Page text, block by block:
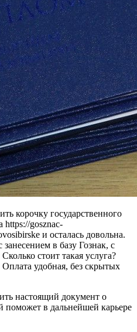
корочку государственного
https://gosznac-
и осталась довольна.
в базу Гознак, с
стоит такая услуга?
удобная, без скрытых
настоящий документ о
в дальнейшей карьере